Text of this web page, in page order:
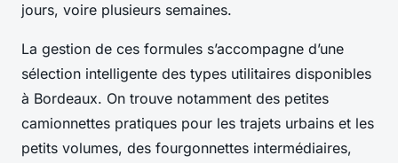
jours, voire plusieurs semaines.
La gestion de ces formules s’accompagne d’une
sélection intelligente des types utilitaires disponibles
à Bordeaux. On trouve notamment des petites
camionnettes pratiques pour les trajets urbains et les
petits volumes, des fourgonnettes intermédiaires,